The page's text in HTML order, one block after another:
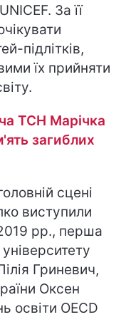
За її
підлітків,
їх прийняти
ТСН Марічка
загиблих
сцені
виступили
рр., перша
Гриневич,
Оксен
освіти OECD